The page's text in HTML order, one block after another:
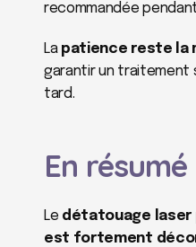
recommandée
La patience reste la
garantir un
tard.
En résumé
Le détatouage laser
est fortement